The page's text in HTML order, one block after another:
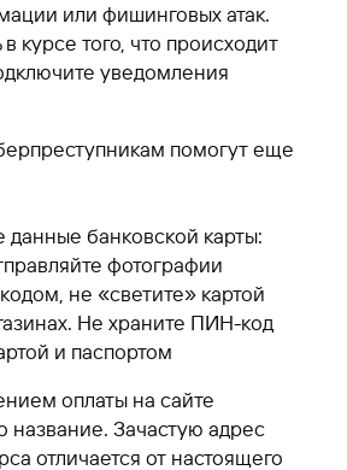
или фишинговых атак.
курсе того, что происходит
уведомления
помогут еще
банковской карты:
фотографии
не «светите» картой
Не храните ПИН-код
и паспортом
оплаты на сайте
название. Зачастую адрес
отличается от настоящего